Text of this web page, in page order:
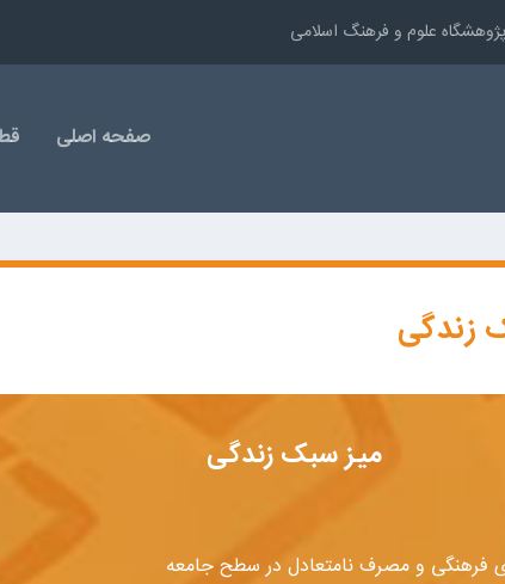
علوم و فرهنگ اسلامی
صفحه اصلی
زندگی
میز سبک زندگی
فرهنگی و مصرف نامتعادل در سطح جامعه